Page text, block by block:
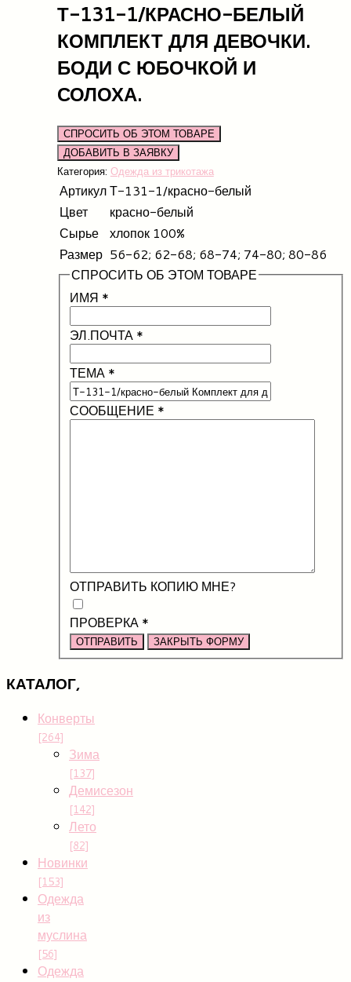
Т-131-1/КРАСНО-БЕЛЫЙ
КОМПЛЕКТ ДЛЯ ДЕВОЧКИ.
БОДИ С ЮБОЧКОЙ И
СОЛОХА.
СПРОСИТЬ ОБ ЭТОМ ТОВАРЕ
Категория: Одежда из трикотажа
АртикулТ-131-1/красно-белый
Цвет
красно-белый
Сырье
хлопок 100%
Размер 56-62; 62-68; 68-74; 74-80; 80-86
СПРОСИТЬ ОБ ЭТОМ ТОВАРЕ
ИМЯ *
ЭЛ.ПОЧТА*
ТЕМА*
СООБЩЕНИЕ *
ОТПРАВИТЬ КОПИЮ МНЕ?
ПРОВЕРКА*
ОТПРАВИТЬ ЗАКРЫТЬ ФОРМУ
КАТАЛОГ,
Конверты
[264]
Зима
[137]
Демисезон
[142]
Лето
[82]
Новинки
[153]
Одежда
из
муслина
[56]
Одежда